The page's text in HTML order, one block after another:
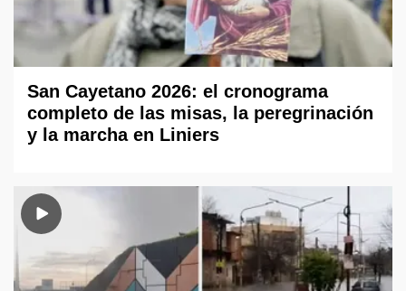
San Cayetano 2026: el cronograma
completo de las misas, la peregrinación
y la marcha en Liniers